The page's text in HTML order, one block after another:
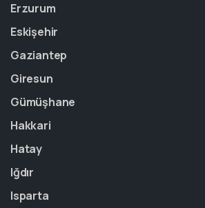
Erzurum
Eskişehir
Gaziantep
Giresun
Gümüşhane
Hakkari
Hatay
Iğdır
Isparta